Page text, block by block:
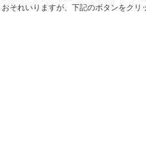
おそれいりますが、下記のボタンをクリ